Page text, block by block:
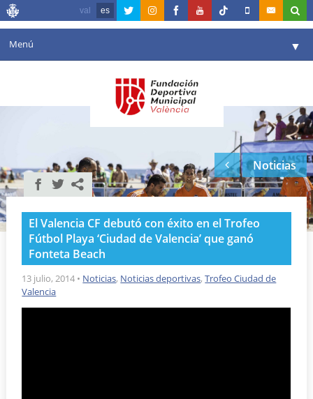
val es
Menú ▼
Agenda
▼
Comunicación ▼
Valencia en deporte
Portal de Transparencia
Reservas
Noticias
El Valencia CF debutó con éxito en el Trofeo
Fútbol Playa ‘Ciudad de Valencia’ que ganó
Fonteta Beach
13 julio, 2014 • Noticias, Noticias deportivas,Trofeo Ciudad de
Valencia